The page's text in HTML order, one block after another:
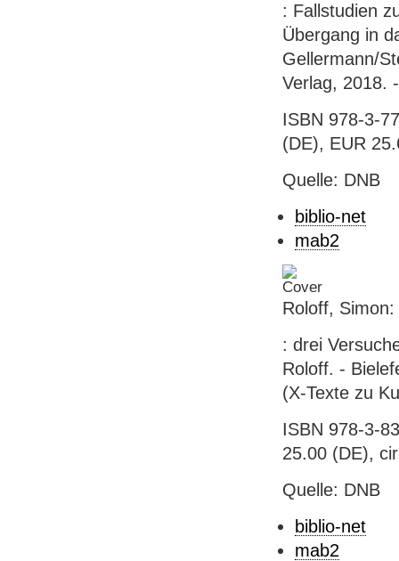
: Fallstudien
Übergang in
Gellermann/
Verlag, 2018.
ISBN 978-3-
(DE), EUR
Quelle: DNB
biblio-net
mab2
Roloff,
: drei
Roloff. -
(X-Texte zu
ISBN 978-3-
25.00 (DE),
Quelle: DNB
biblio-net
mab2